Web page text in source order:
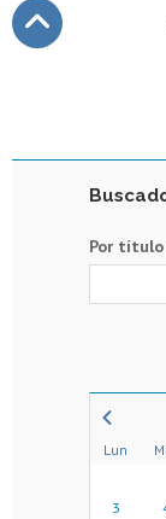
Por título
Lun
3